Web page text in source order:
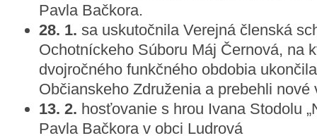
Pavla Bačkora.
28. 1. sa uskutočnila Verejná členská
Ochotníckeho Súboru Máj Černová, na
dvojročného funkčného obdobia
Občianskeho Združenia a prebehli nové
13. 2. hosťovanie s hrou Ivana Stodolu
Pavla Bačkora v obci Ludrová